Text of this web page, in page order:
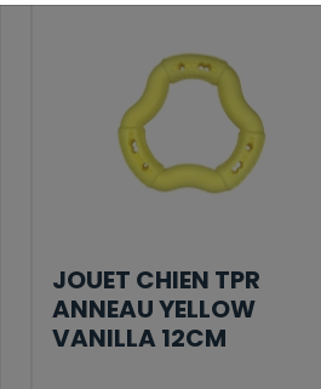
JOUET CHIEN TPR
ANNEAU YELLOW
VANILLA 12CM